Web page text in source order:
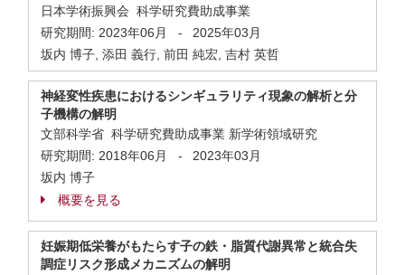
日本学術振興会 科学研究費助成事業
研究期間: 2023年06月 -
2025年03月
坂内 博子, 添田 義行, 前田 純宏, 吉村 英哲
神経変性疾患におけるシンギュラリティ現象の解析と分
子機構の解明
文部科学省 科学研究費助成事業 新学術領域研究
研究期間: 2018年06月 -
2023年03月
坂内 博子
概要を見る
妊娠期低栄養がもたらす子の鉄・脂質代謝異常と統合失
調症リスク形成メカニズムの解明